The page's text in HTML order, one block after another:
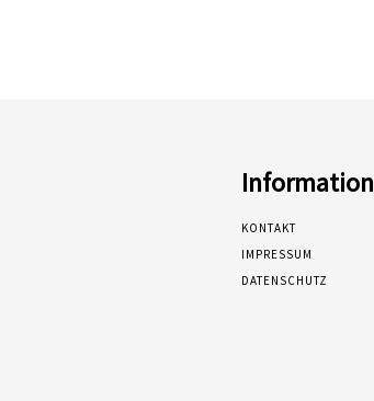
Information
KONTAKT
IMPRESSUM
DATENSCHUTZ